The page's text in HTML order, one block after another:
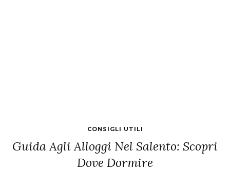
CONSIGLI UTILI
Guida Agli Alloggi Nel Salento: Scopri
Dove Dormire